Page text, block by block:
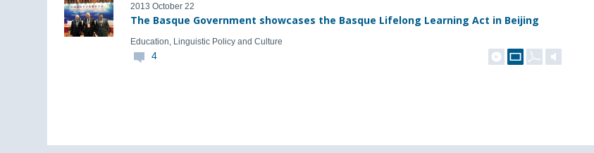
2013 October 22
The Basque Government showcases the Basque Lifelong Learning Act in Beijing
Education, Linguistic Policy and Culture
4